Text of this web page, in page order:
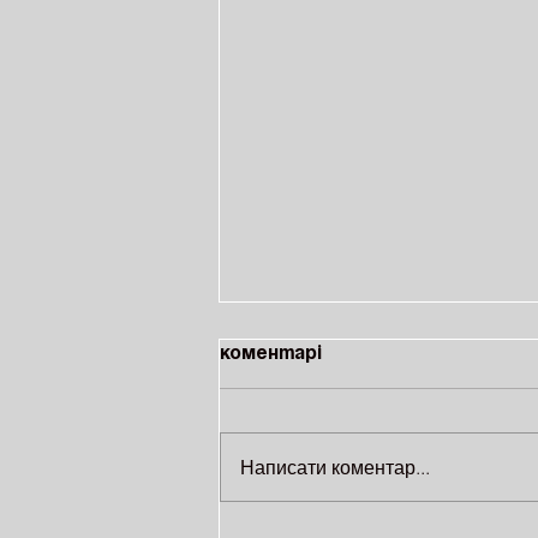
Коментарі
Написати коментар...